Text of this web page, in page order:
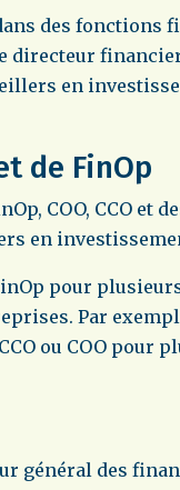
des fonctions
directeur
en
de FinOp
COO, CCO et
en
pour
Par
ou COO pour
général des